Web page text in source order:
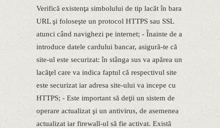
Verifică existenţa simbolului de tip lacăt în bara
URL şi foloseşte un protocol HTTPS sau SSL
atunci când navighezi pe internet; - Înainte de a
introduce datele cardului bancar, asigură-te că
site-ul este securizat: în stânga sus va apărea un
lacăţel care va indica faptul că respectivul site
este securizat iar adresa site-ului va incepe cu
HTTPS; - Este important să deţii un sistem de
operare actualizat şi un antivirus, de asemenea
actualizat iar firewall-ul să fie activat. Există